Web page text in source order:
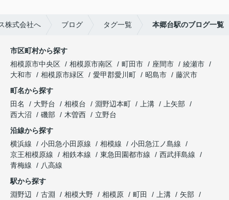
株式会社へ ブログ タグ一覧 本郷台駅のブログ一覧
市区町村から探す
相模原市中央区
相模原市南区 町田市 座間市
綾瀬市
大和市
相模原市緑区 愛甲郡愛川町 昭島市
藤沢市
町名から探す
田名
大野台 相模台 淵野辺本町 上溝
上矢部
西大沼
磯部 木曽西
立野台
沿線から探す
横浜線
小田急小田原線 相模線
小田急江ノ島線
京王相模原線
相鉄本線 東急田園都市線
西武拝島線
青梅線
八高線
駅から探す
淵野辺
古淵 相模大野 相模原 町田 上溝
矢部